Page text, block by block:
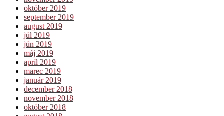
október 2019
september 2019
august 2019
júl 2019
jún 2019
máj 2019
apríl 2019
marec 2019
január 2019
december 2018
november 2018
október 2018